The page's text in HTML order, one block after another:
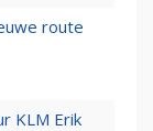
route
KLM Erik